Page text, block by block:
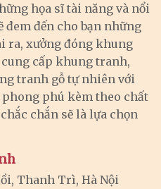
họa sĩ tài năng và nổi
đến cho bạn những
ra, xưởng đóng khung
cấp khung tranh,
tranh gỗ tự nhiên với
phong phú kèm theo chất
chắn sẽ là lựa chọn
Thanh Trì, Hà Nội